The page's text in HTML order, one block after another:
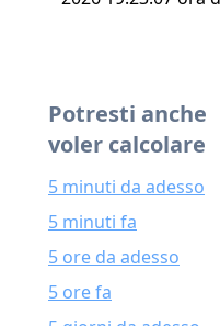
Potresti anche
voler calcolare
5 minuti da adesso
5 minuti fa
5 ore da adesso
5 ore fa